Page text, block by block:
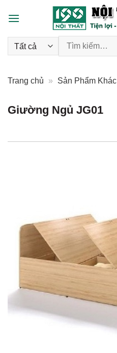
Tìm kiếm:
Trang chủ » Sản Phẩm Khác
Giường Ngủ JG01